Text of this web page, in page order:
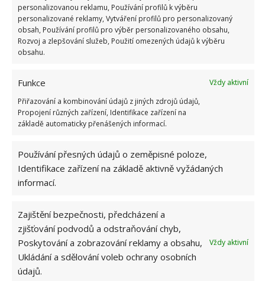
personalizovanou reklamu, Používání profilů k výběru
personalizované reklamy, Vytváření profilů pro personalizovaný
obsah, Používání profilů pro výběr personalizovaného obsahu,
Rozvoj a zlepšování služeb, Použití omezených údajů k výběru
obsahu.
Funkce
Vždy aktivní
Přiřazování a kombinování údajů z jiných zdrojů údajů,
Propojení různých zařízení, Identifikace zařízení na
základě automaticky přenášených informací.
Používání přesných údajů o zeměpisné poloze,
Identifikace zařízení na základě aktivně vyžádaných
informací.
Zajištění bezpečnosti, předcházení a
zjišťování podvodů a odstraňování chyb,
Poskytování a zobrazování reklamy a obsahu,
Ukládání a sdělování voleb ochrany osobních
údajů.
Vždy aktivní
Přidejte svůj názor
KOMENTOVAT